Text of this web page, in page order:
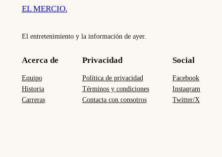
EL MERCIO.
El entretenimiento y la información de ayer.
Acerca de
Equipo
Historia
Carreras
Privacidad
Política de privacidad
Términos y condiciones
Contacta con consotros
Social
Facebook
Instagram
Twitter/X